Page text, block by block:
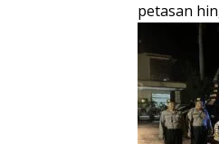
petasan